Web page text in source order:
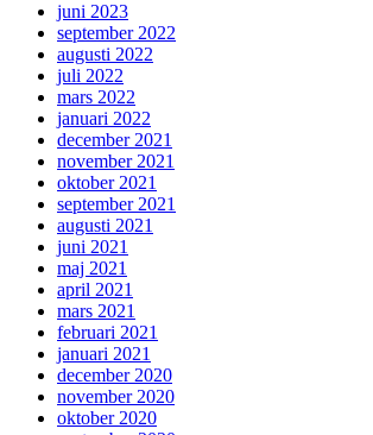
juni 2023
september 2022
augusti 2022
juli 2022
mars 2022
januari 2022
december 2021
november 2021
oktober 2021
september 2021
augusti 2021
juni 2021
maj 2021
april 2021
mars 2021
februari 2021
januari 2021
december 2020
november 2020
oktober 2020